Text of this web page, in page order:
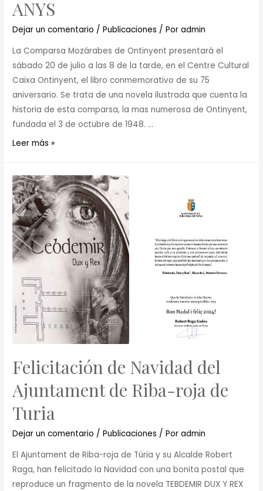
ANYS
Dejar un comentario /Publicaciones / Poradmin
La Comparsa Mozárabes de Ontinyent presentará el
sábado 20 de julio a las 8 de la tarde, en el Centre Cultural
Caixa Ontinyent, el libro conmemorativo de su 75
aniversario. Se trata de una novela ilustrada que cuenta la
historia de esta comparsa, la mas numerosa de Ontinyent,
fundada el 3 de octubre de 1948. …
Leer más »
Felicitación de Navidad del
Ajuntament de Riba-roja de
Turia
Dejar un comentario /Publicaciones / Poradmin
El Ajuntament de Riba-roja de Túria y su Alcalde Robert
Raga, han felicitado la Navidad con una bonita postal que
reproduce un fragmento de la novela TEBDEMIR DUX Y REX